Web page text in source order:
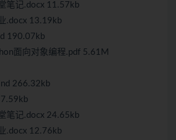
笔记.docx 11.57kb
.docx 13.19kb
190.07kb
面向对象编程.pdf 5.61M
266.32kb
笔记.docx 24.65kb
.docx 12.76kb